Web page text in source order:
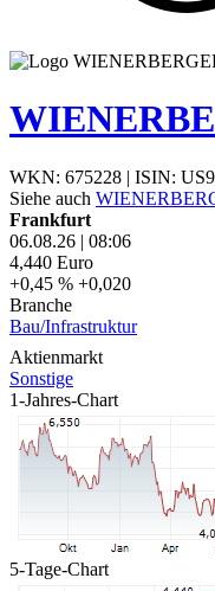
WKN: 675228 | ISIN:
Siehe auch
Frankfurt
06.08.26 | 08:06
4,440 Euro
+0,45 % +0,020
Branche
Bau/Infrastruktur
Aktienmarkt
Sonstige
1-Jahres-Chart
5-Tage-Chart